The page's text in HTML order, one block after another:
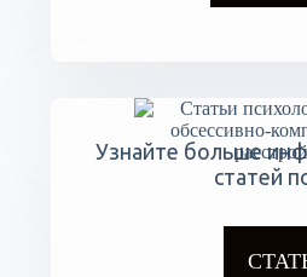
Узнайте больше
статей